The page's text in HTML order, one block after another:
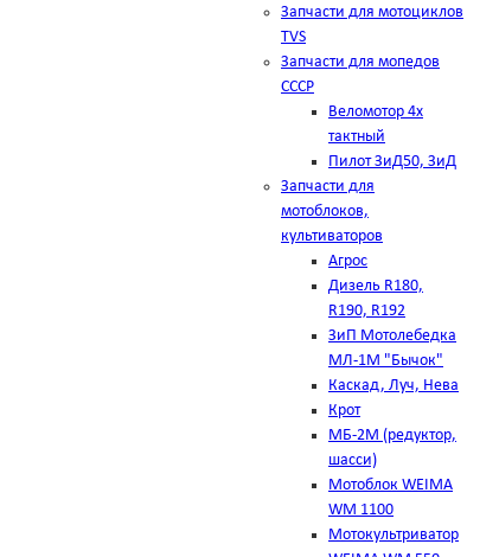
Запчасти для мотоциклов
TVS
Запчасти для мопедов
СССР
Веломотор 4х
тактный
Пилот ЗиД50, ЗиД
Запчасти для
мотоблоков,
культиваторов
Агрос
Дизель R180,
R190, R192
ЗиП Мотолебедка
МЛ-1М "Бычок"
Каскад, Луч, Нева
Крот
МБ-2М (редуктор,
шасси)
Мотоблок WEIMA
WM 1100
Мотокультриватор